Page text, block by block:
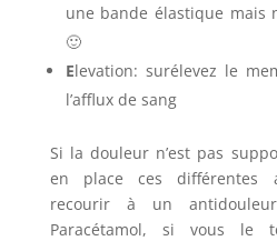
une bande élastique mais
🙂
Elevation: surélevez le
l’afflux de sang
Si la douleur n’est pas
en place ces différentes
recourir à un
Paracétamol, si vous